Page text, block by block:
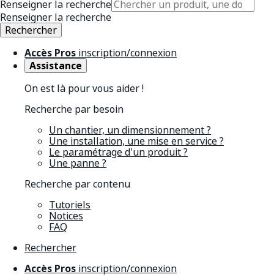
Renseigner la recherche
Renseigner la recherche
Rechercher
Accès Pros inscription/connexion
Assistance
On est là pour vous aider !
Recherche par besoin
Un chantier, un dimensionnement ?
Une installation, une mise en service ?
Le paramétrage d'un produit ?
Une panne ?
Recherche par contenu
Tutoriels
Notices
FAQ
Rechercher
Accès Pros inscription/connexion